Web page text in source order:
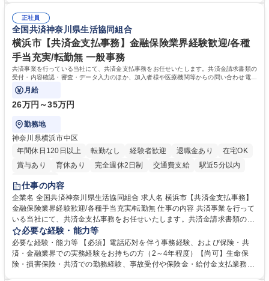
道路施設や道路工事現場の見学ツアー事業 ※入社後は上記いずれかの部門
へ配属。※業務内容変更の範囲：会社の定める業務 募集職種 【都庁グル
ープ】総合職（事務）◇残業月平均9時間未満／有給年平均16日取得
部門など多岐に渡る業務を経験できます。 ■様々なプロジェクト：駐車場
事業の他、新宿駅西口広場内に設置された照明を兼ねた広告「ブライトサ
イン」の管理運営を行うなど、事業収益を生み出す活動を積極的に行って
います。 学歴・資格 学歴：大学院 大学 高専 短大 専修学校 高校 語学力：
資格：
正社員
全国共済神奈川県生活協同組合
横浜市【共済金支払事務】金融保険業界経験歓迎/各種
手当充実/転勤無 一般事務
共済事業を行っている当社にて、共済金支払事務をお任せいたします。共済金請求書類の
受付・内容確認・審査・データ入力のほか、加入者様や医療機関等からの問い合わせ電話
対応や書類発送等を担当します。
月給
26万円～35万円
勤務地
神奈川県横浜市中区
年間休日120日以上
転勤なし 経験者歓迎 退職金あり
在宅OK
賞与あり
育休あり 完全週休2日制 交通費支給
駅近5分以内
土日祝休み
仕事の内容
企業名 全国共済神奈川県生活協同組合 求人名 横浜市【共済金支払事務】
金融保険業界経験歓迎/各種手当充実/転勤無 仕事の内容 共済事業を行って
いる当社にて、共済金支払事務をお任せいたします。共済金請求書類の受
付・内容確認・審査・データ入力のほか、加入者様や医療機関等からの問
い合わせ電話対応や書類発送等を担当します。 ■共済金請求書類の受付、
内容確認、および共済金支払に関する審査・事務処理業務全般を担当 ■専
用システムへのデータ入力、各種必要書類の作成・発送作業 ■加入者様や
必要な経験・能力等
必要な経験・能力等 【必須】電話応対を伴う事務経験、および保険・共
済・金融業界での実務経験をお持ちの方（2～4年程度）【尚可】生命保
険・損害保険・共済での勤務経験、事故受付や保険金・給付金支払業務経